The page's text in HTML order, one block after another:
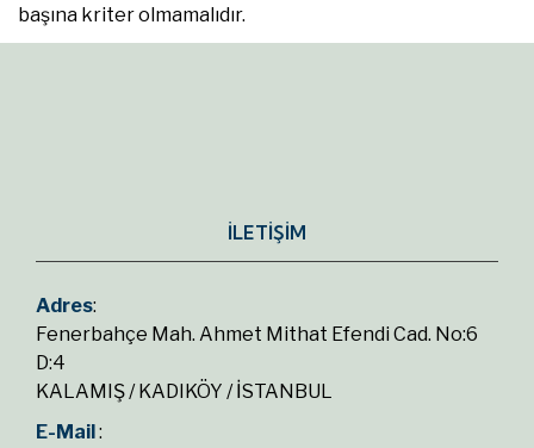
başına kriter olmamalıdır.
İLETİŞİM
Adres:
Fenerbahçe Mah. Ahmet Mithat Efendi Cad. No:6
D:4
KALAMIŞ / KADIKÖY / İSTANBUL
E-Mail: